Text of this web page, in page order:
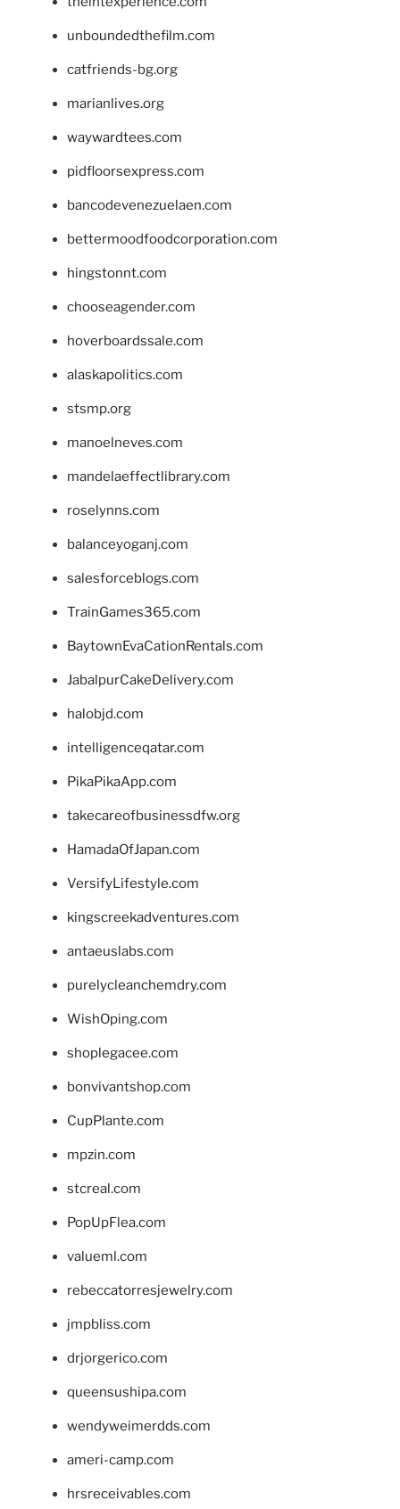
unboundedthefilm.com
catfriends-bg.org
marianlives.org
waywardtees.com
pidfloorsexpress.com
bancodevenezuelaen.com
bettermoodfoodcorporation.com
hingstonnt.com
chooseagender.com
hoverboardssale.com
alaskapolitics.com
stsmp.org
manoelneves.com
mandelaeffectlibrary.com
roselynns.com
balanceyoganj.com
salesforceblogs.com
TrainGames365.com
BaytownEvaCationRentals.com
JabalpurCakeDelivery.com
halobjd.com
intelligenceqatar.com
PikaPikaApp.com
takecareofbusinessdfw.org
HamadaOfJapan.com
VersifyLifestyle.com
kingscreekadventures.com
antaeuslabs.com
purelycleanchemdry.com
WishOping.com
shoplegacee.com
bonvivantshop.com
CupPlante.com
mpzin.com
stcreal.com
PopUpFlea.com
valueml.com
rebeccatorresjewelry.com
jmpbliss.com
drjorgerico.com
queensushipa.com
wendyweimerdds.com
ameri-camp.com
hrsreceivables.com